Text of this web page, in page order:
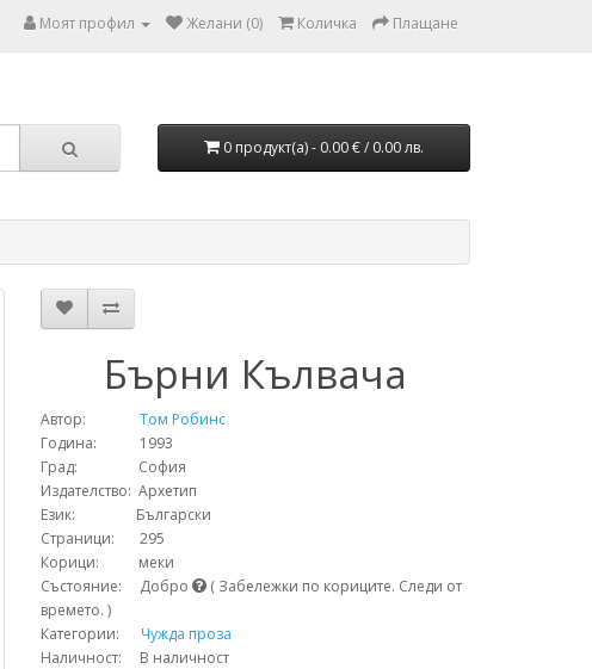
Моят профил Желани (0) Количка Плащане
0 продукт(а) - 0.00 € / 0.00 лв.
Бърни Кълвача
Автор:
Том Робинс
Година: 1993
Град: София
Издателство: Архетип
Език: Български
Страници: 295
Корици: меки
Състояние: Добро
( Забележки по кориците. Следи от
времето. )
Категории: Чужда проза
Наличност: В наличност